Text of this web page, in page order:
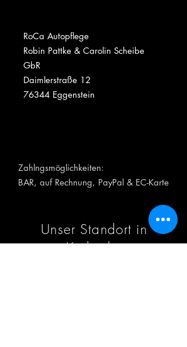
RoCa Autopflege
Robin Pattke & Carolin Scheibe
GbR
Daimlerstraße 12
76344 Eggenstein
Zahlngsmöglichkeiten:
BAR, auf Rechnung, PayPal & EC-Karte
Unser Standort in
Karlsruhe